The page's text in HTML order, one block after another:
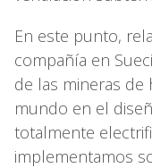
En este punto,
compañía en
de las mineras
mundo en el
totalmente
implementamos